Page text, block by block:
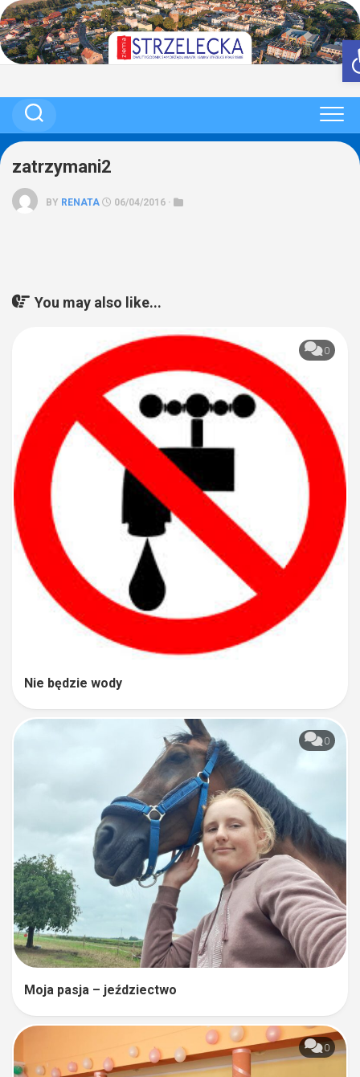
Skip
to
content
zatrzymani2
BY RENATA 06/04/2016 ·
You may also like...
0
Nie będzie wody
0
Moja pasja – jeździectwo
0